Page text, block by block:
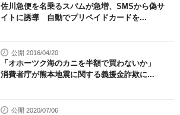
佐川急便を名乗るスパムが急増、SMSから偽サ
イトに誘導 自動でプリペイドカードを...
公開 2016/04/20
「オホーツク海のカニを半額で買わないか」
消費者庁が熊本地震に関する義援金詐欺に...
公開 2020/07/06